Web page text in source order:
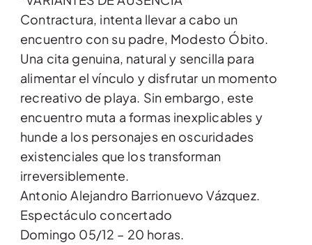
Contractura, intenta llevar a cabo un
encuentro con su padre, Modesto Óbito.
Una cita genuina, natural y sencilla para
alimentar el vínculo y disfrutar un momento
recreativo de playa. Sin embargo, este
encuentro muta a formas inexplicables y
hunde a los personajes en oscuridades
existenciales que los transforman
irreversiblemente.
Antonio Alejandro Barrionuevo Vázquez.
Espectáculo concertado
Domingo 05/12 – 20 horas.